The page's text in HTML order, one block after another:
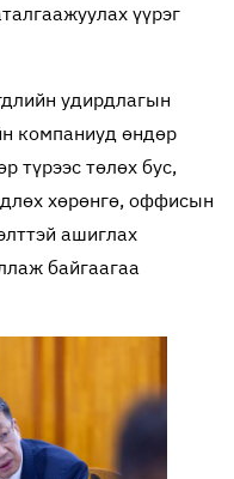
үүрэг
удирдлагын
компаниуд өндөр
түрээс төлөх бус,
хөрөнгө, оффисын
ашиглах
байгаагаа